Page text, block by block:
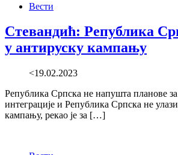
Вести
Стевандић: Република
у антируску кампању
<19.02.2023
Република Српска не напушта планове
интеграције и Република Српска не
кампању, рекао је за […]